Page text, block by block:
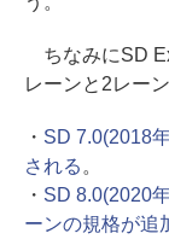
ちなみにSD
レーンと2レー
・ SD 7.0(2018
される 。
・ SD 8.0(2020
ーンの規格が追